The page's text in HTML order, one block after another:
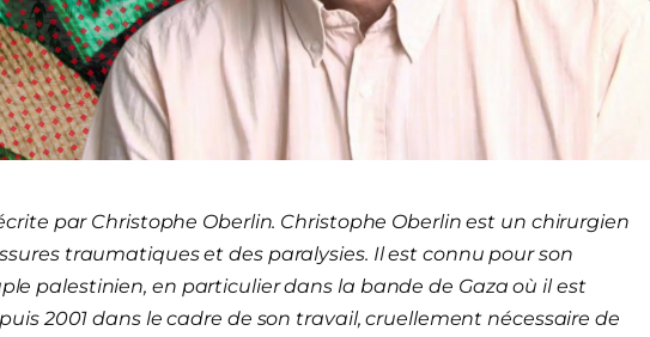
par Christophe Oberlin. Christophe Oberlin est un chirurgien
traumatiques et des paralysies. Il est connu pour son
palestinien, en particulier dans la bande de Gaza où il est
2001 dans le cadre de son travail, cruellement nécessaire de